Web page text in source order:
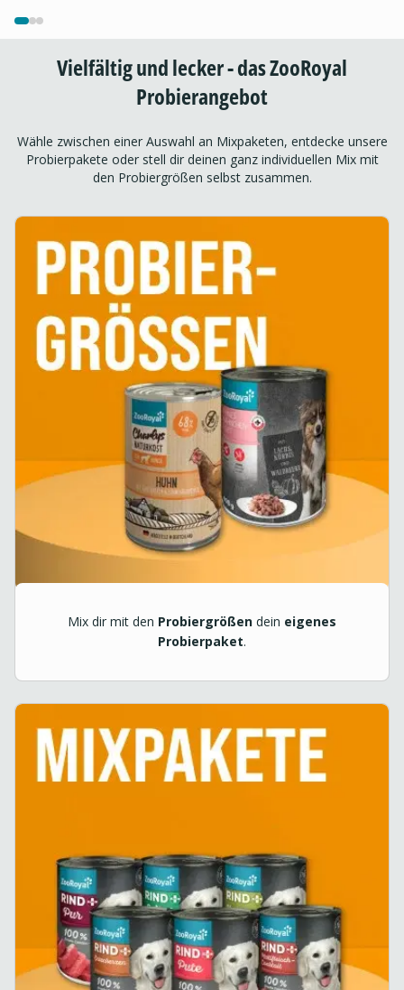
Vielfältig und lecker - das ZooRoyal
Probierangebot
Wähle zwischen einer Auswahl an Mixpaketen, entdecke unsere
Probierpakete oder stell dir deinen ganz individuellen Mix mit
den Probiergrößen selbst zusammen.
Mix dir mit den Probiergrößen dein eigenes
Probierpaket.